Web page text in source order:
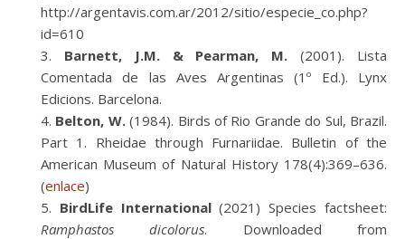
http://argentavis.com.ar/2012/sitio/especie_co.php?
id=610
Barnett, J.M. & Pearman, M. (2001). Lista
Comentada de las Aves Argentinas (1º Ed.). Lynx
Edicions. Barcelona.
Belton, W.(1984). Birds of Rio Grande do Sul, Brazil.
Part 1. Rheidae through Furnariidae. Bulletin of the
American Museum of Natural History 178(4):369–636.
(enlace)
BirdLife International(2021) Species factsheet:
Ramphastos dicolorus. Downloaded from